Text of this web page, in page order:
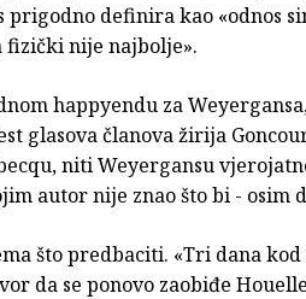
prigodno definira kao «odnos
fizički nije najbolje».
happyendu za
glasova članova žirija
niti Weyergansu
autor nije znao što bi - osim
što predbaciti. «Tri dana
da se ponovo zaobiđe